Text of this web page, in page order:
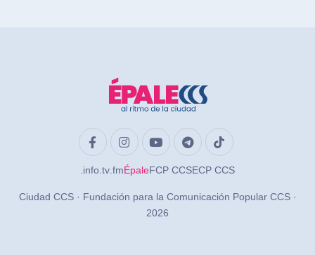
.info.tv.fmÉpaleFCP CCSECP CCS
Ciudad CCS · Fundación para la Comunicación Popular CCS ·
2026